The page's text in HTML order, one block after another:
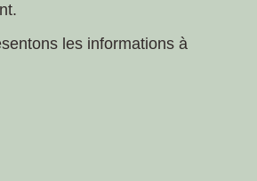
les informations à